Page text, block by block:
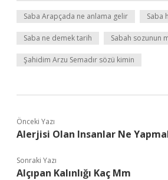
Saba Arapçada ne anlama gelir Saba
Saba ne demek tarih Sabah sozunun
Şahidim Arzu Semadır sözü kimin
Önceki Yazı
Alerjisi Olan Insanlar Ne
Sonraki Yazı
Alçıpan Kalınlığı Kaç Mm